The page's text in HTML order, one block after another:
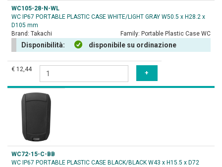
WC105-28-N-WL
WC IP67 PORTABLE PLASTIC CASE WHITE/LIGHT GRAY W50.5 x H28.2 x
D105 mm
Brand: Takachi Family: Portable Plastic Case WC
Disponibilità: disponibile su ordinazione
€ 12,44
WC72-15-C-BB
WC IP67 PORTABLE PLASTIC CASE BLACK/BLACK W43 x H15.5 x D72